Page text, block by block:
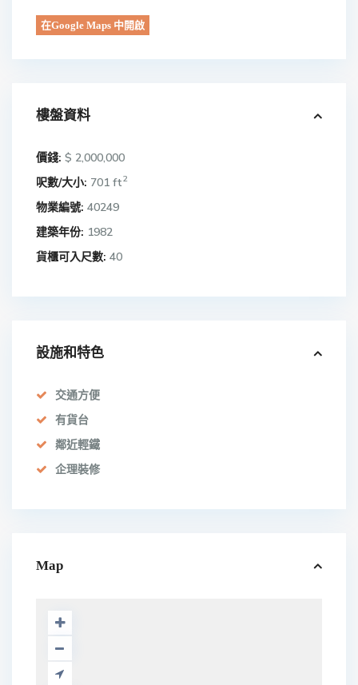
在Google Maps 中開啟
樓盤資料
價錢: $ 2,000,000
呎數/大小: 701 ft2
物業編號: 40249
建築年份: 1982
貨櫃可入尺數: 40
設施和特色
交通方便
有貨台
鄰近輕鐵
企理裝修
Map